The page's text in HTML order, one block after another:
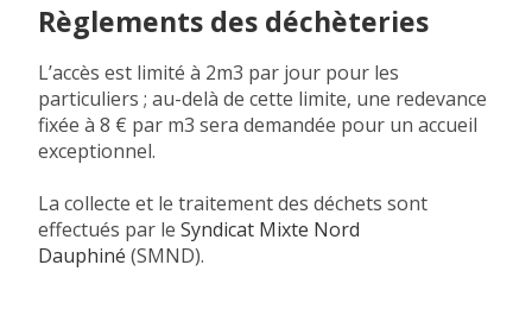
Règlements des déchèteries
L’accès est limité à 2m3 par jour pour les
particuliers ; au-delà de cette limite, une redevance
fixée à 8 € par m3 sera demandée pour un accueil
exceptionnel.
La collecte et le traitement des déchets sont
effectués par leSyndicat Mixte Nord
Dauphiné (SMND).